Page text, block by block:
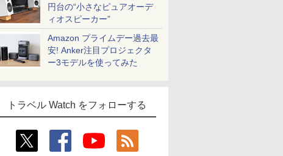
円台の“小さなピュアオーデ
ィオスピーカー”
Amazon プライムデー過去最
安! Anker注目プロジェクタ
ー3モデルを使ってみた
トラベル Watch をフォローする